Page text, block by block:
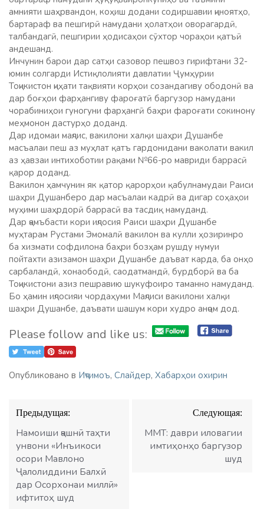
амнияти шаҳрвандон, коҳиш додани содиршавии ҷиноятҳо,
бартараф ва пешгирӣ намудани ҳолатҳои оворагардӣ,
талбандагӣ, пешгирии ҳодисаҳои сӯхтор чораҳои қатъӣ
андешанд.
Инчунин барои дар сатҳи сазовор пешвоз гирифтани 32-
юмин солгарди Истиқлолияти давлатии Ҷумҳурии
Тоҷикистон ҷиҳати тақвияти корҳои созандагиву ободонӣ ва
дар боғҳои фарҳангиву фароғатӣ баргузор намудани
чорабиниҳои гуногуни фарҳангӣ баҳри фароғати сокинону
меҳмонон дастурҳо доданд.
Дар идомаи маҷлис, вакилони халқи шаҳри Душанбе
масъалаи пеш аз муҳлат қатъ гардонидани ваколати вакил
аз ҳавзаи интихоботии рақами №66-ро мавриди баррасӣ
қарор доданд.
Вакилон ҳамчунин як қатор қарорҳои қабулнамудаи Раиси
шаҳри Душанберо дар масъалаи кадрӣ ва дигар соҳаҳои
муҳими шаҳрдорӣ баррасӣ ва тасдиқ намуданд.
Дар ҷамъбасти кори иҷлосия Раиси шаҳри Душанбе
муҳтарам Рустами Эмомалӣ вакилон ва кулли ҳозиринро
ба хизмати софдилона баҳри бозҳам рушду нумуи
пойтахти азизамон шаҳри Душанбе даъват карда, ба онҳо
сарбаландӣ, хонаободӣ, саодатмандӣ, бурдборӣ ва ба
Тоҷикистони азиз пешравию шукуфоиро таманно намуданд.
Бо ҳамин иҷлосияи чордаҳуми Маҷлиси вакилони халқи
шаҳри Душанбе, даъвати шашум кори худро анҷом дод.
Please follow and like us:
Опубликовано в Иҷтимоъ, Слайдер, Хабарҳои охирин
Навигация
по
записям
Предыдущая:
Намоиши ҷашнӣ таҳти
унвони «Инъикоси
осори Мавлоно
Ҷалолиддини Балхӣ
дар Осорхонаи миллӣ»
ифтитоҳ шуд
Следующая:
ММТ: даври иловагии
имтиҳонҳо баргузор
шуд